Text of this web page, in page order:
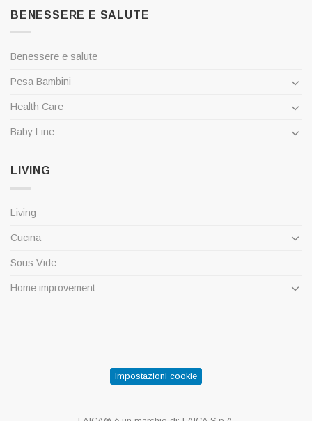
BENESSERE E SALUTE
Benessere e salute
Pesa Bambini
Health Care
Baby Line
LIVING
Living
Cucina
Sous Vide
Home improvement
Impostazioni cookie